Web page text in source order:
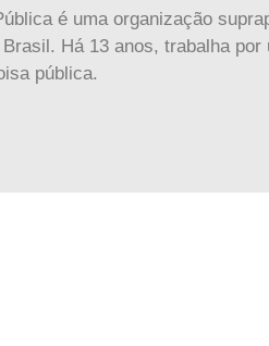
é uma organização
Há 13 anos, trabalha
pública.